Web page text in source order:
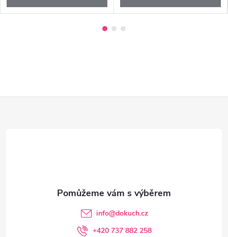
info@dokuch.cz
+420 737 882 258